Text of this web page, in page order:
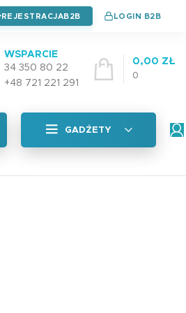
REJESTRACJA LOGIN B2B
WSPARCIE
34 350 80 22
+48 721 221 291
0
0,00 ZŁ
GADŻETY